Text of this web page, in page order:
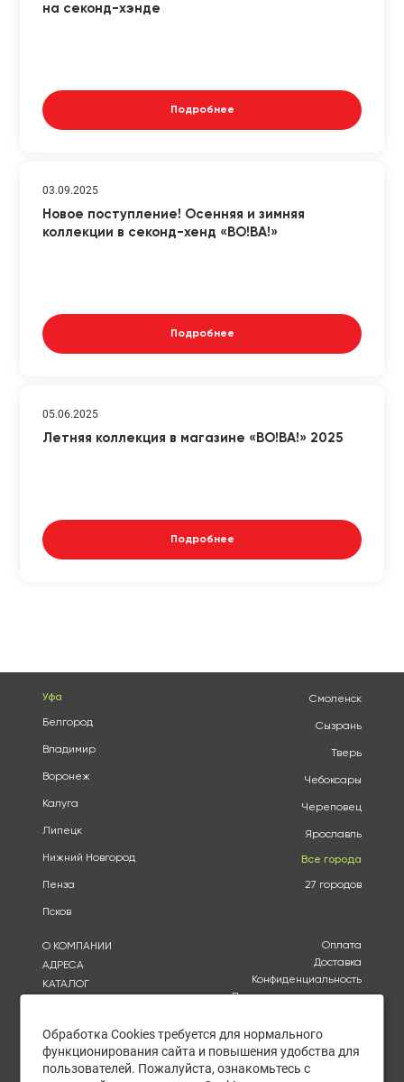
на секонд-хэнде
Подробнее
03.09.2025
Новое поступление! Осенняя и зимняя
коллекции в секонд-хенд «ВО!ВА!»
Подробнее
05.06.2025
Летняя коллекция в магазине «ВО!ВА!» 2025
Подробнее
Уфа
Белгород
Владимир
Воронеж
Калуга
Липецк
Нижний Новгород
Пенза
Псков
Смоленск
Сызрань
Тверь
Чебоксары
Череповец
Ярославль
Все города
27 городов
О КОМПАНИИ
АДРЕСА
КАТАЛОГ
КУПИТЬ ОПТОМ
ОТЗЫВЫ
Оплата
Доставка
Конфиденциальность
Политика использования
Согласие на обработку
персональных данных
Политика в отношении
обработки персональных
Обработка Cookies требуется для нормального
функционирования сайта и повышения удобства для
пользователей. Пожалуйста, ознакомьтесь с